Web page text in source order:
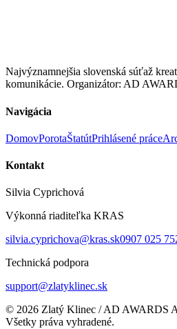
Najvýznamnejšia slovenská súťaž
komunikácie. Organizátor: AD
Navigácia
DomovPorotaŠtatútPrihlásené práce
Kontakt
Silvia Cyprichová
Výkonná riaditeľka KRAS
silvia.cyprichova@kras.sk0907 025
Technická podpora
support@zlatyklinec.sk
© 2026 Zlatý Klinec / AD AWARDS
Všetky práva vyhradené.